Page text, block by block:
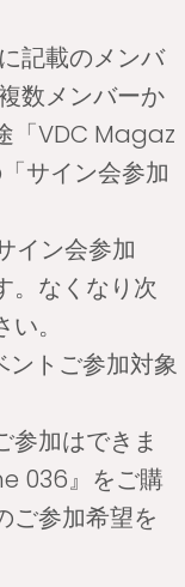
記載のメンバ
数メンバーか
「VDC Magaz
サイン会参加
イン会参加
。なくなり次
。
トご参加対象
加はできま
036』をご購
ご参加希望を